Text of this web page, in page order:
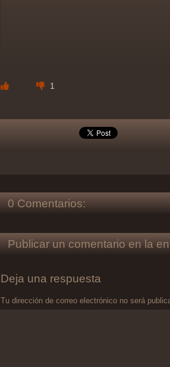
1
0 Comentarios:
Publicar un comentario en la
Deja una respuesta
Tu dirección de correo electrónico no será